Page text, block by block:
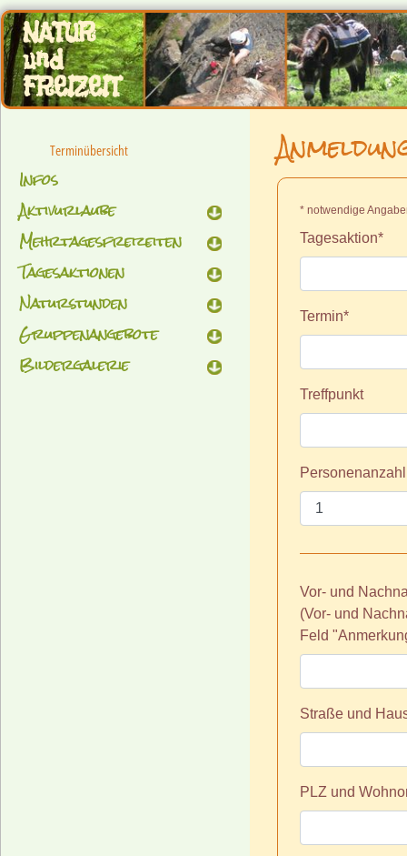
NATUR
und
FREIZEIT
Terminübersicht
Infos
Aktivurlaube
Mehrtagesfreizeiten
Tagesaktionen
Naturstunden
Gruppenangebote
Bildergalerie
* notwendige
Tagesaktion*
Termin*
Treffpunkt
Personenanzahl
Vor- und
(Vor- und
Feld
Straße und
PLZ und